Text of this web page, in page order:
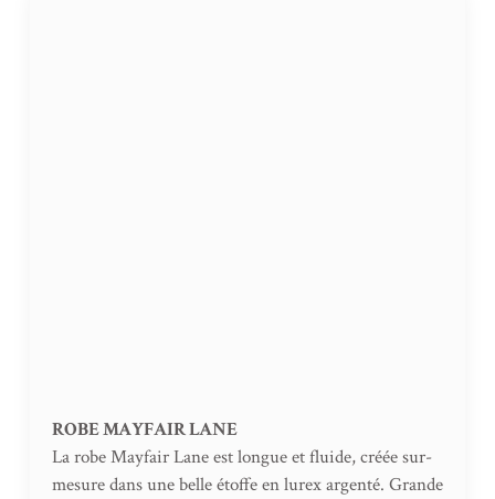
ROBE MAYFAIR LANE
La robe Mayfair Lane est longue et fluide, créée sur-
mesure dans une belle étoffe en lurex argenté. Grande